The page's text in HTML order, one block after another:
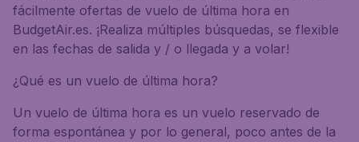
fácilmente ofertas de vuelo de última hora en
BudgetAir.es. ¡Realiza múltiples búsquedas, se flexible
en las fechas de salida y / o llegada y a volar!
¿Qué es un vuelo de última hora?
Un vuelo de última hora es un vuelo reservado de
forma espontánea y por lo general, poco antes de la